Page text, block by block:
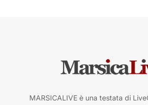
MARSICALIVE è una testata di